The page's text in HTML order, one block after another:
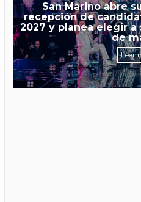
San Marino abre
recepción de
2027 y planea elegir
de
Leer